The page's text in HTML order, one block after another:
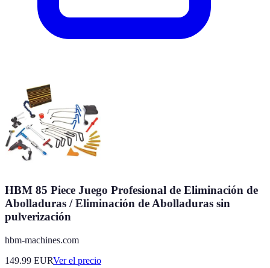
HBM 85 Piece Juego Profesional de Eliminación de
Abolladuras / Eliminación de Abolladuras sin
pulverización
hbm-machines.com
149.99 EURVer el precio